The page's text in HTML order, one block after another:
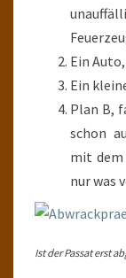
Ein
Ein
Plan B,
schon
mit dem
nur was
Ist der Passat erst